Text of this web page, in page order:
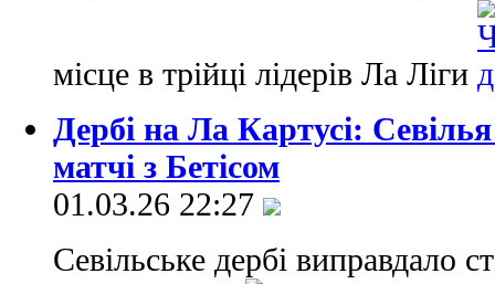
місце в трійці лідерів Ла Ліги
Дербі на Ла Картусі:
матчі з Бетісом
01.03.26 22:27
Севільське дербі виправдало